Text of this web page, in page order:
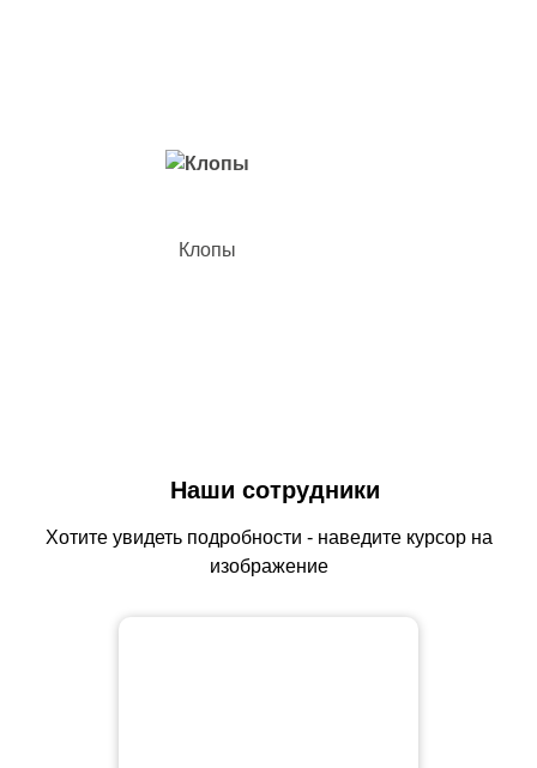
Клопы
Наши сотрудники
Хотите увидеть подробности - наведите курсор на
изображение